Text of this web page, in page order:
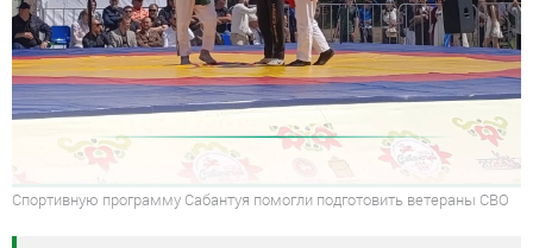
Спортивную программу Сабантуя помогли подготовить ветераны СВО